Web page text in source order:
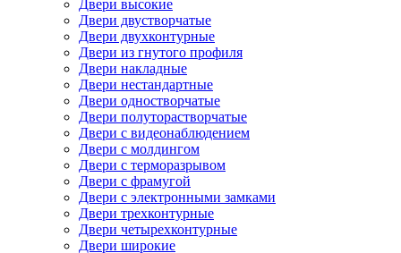
Двери высокие
Двери двустворчатые
Двери двухконтурные
Двери из гнутого профиля
Двери накладные
Двери нестандартные
Двери одностворчатые
Двери полуторастворчатые
Двери с видеонаблюдением
Двери с молдингом
Двери с терморазрывом
Двери с фрамугой
Двери с электронными замками
Двери трехконтурные
Двери четырехконтурные
Двери широкие